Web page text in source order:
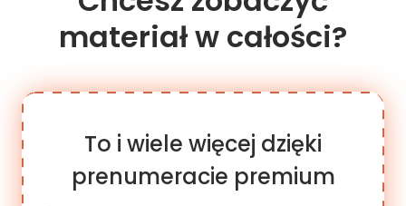
materiał w całości?
To i wiele więcej dzięki
prenumeracie premium